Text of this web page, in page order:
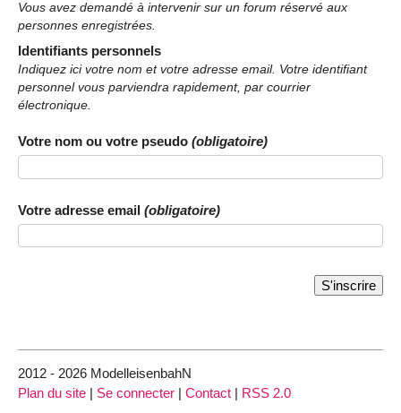
Vous avez demandé à intervenir sur un forum réservé aux
personnes enregistrées.
Identifiants personnels
Indiquez ici votre nom et votre adresse email. Votre identifiant
personnel vous parviendra rapidement, par courrier
électronique.
Votre nom ou votre pseudo (obligatoire)
Votre adresse email (obligatoire)
2012 - 2026 ModelleisenbahN
Plan du site
Se connecter Contact RSS 2.0